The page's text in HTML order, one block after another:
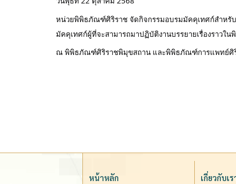
หน่วยพิพิธภัณฑ์ศิริราช จัดกิจกรรมอบรมมัคคุเทศก์สำหรั
มัคคุเทศก์ผู้ที่จะสามารถมาปฏิบัติงานบรรยายเรื่องราว
ณ พิพิธภัณฑ์ศิริราชพิมุขสถาน และพิพิธภัณฑ์การแพทย์ศิ
หน้าหลัก เกี่ยวกับเร